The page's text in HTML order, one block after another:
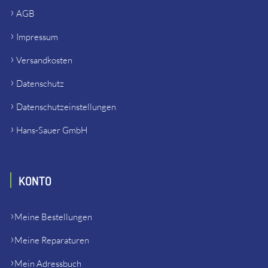
AGB
Impressum
Versandkosten
Datenschutz
Datenschutzeinstellungen
Hans-Sauer GmbH
KONTO
Meine Bestellungen
Meine Reparaturen
Mein Adressbuch